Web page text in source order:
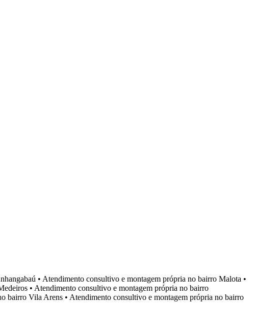
• Atendimento consultivo e montagem própria no bairro Malota •
• Atendimento consultivo e montagem própria no bairro
bairro Vila Arens • Atendimento consultivo e montagem própria no bairro